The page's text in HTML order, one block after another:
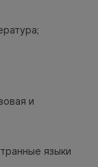
и
языки